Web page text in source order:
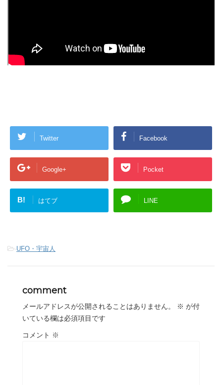
Twitter Facebook
Google+ Pocket
B! はてブ LINE
-UFO・宇宙人
comment
メールアドレスが公開されることはありません。 ※ が付
いている欄は必須項目です
コメント ※